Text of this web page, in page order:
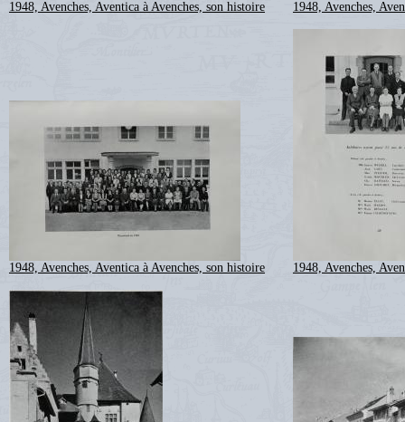
1948, Avenches, Aventica à Avenches, son histoire 1948, Avenches,
1948, Avenches, Aventica à Avenches, son histoire 1948, Avenches,